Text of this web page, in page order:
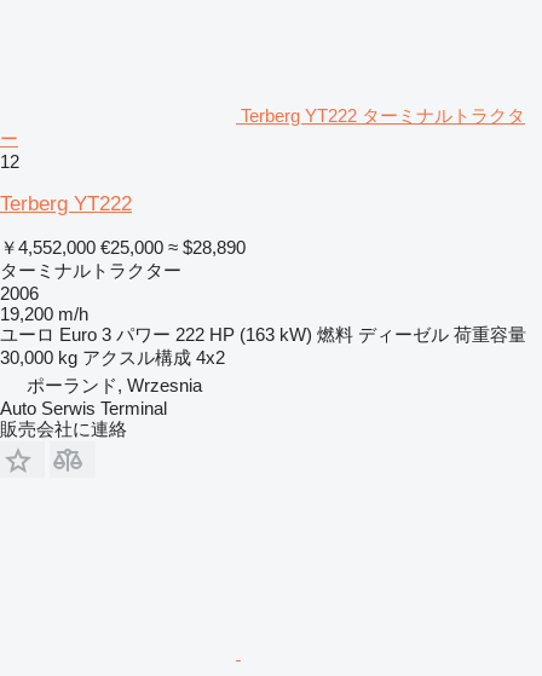
Terberg YT222 ターミナルトラクタ
ー
12
Terberg YT222
￥4,552,000 €25,000 ≈ $28,890
ターミナルトラクター
2006
19,200 m/h
ユーロ Euro 3 パワー 222 HP (163 kW) 燃料 ディーゼル 荷重容量
30,000 kg アクスル構成 4x2
ポーランド, Wrzesnia
Auto Serwis Terminal
販売会社に連絡